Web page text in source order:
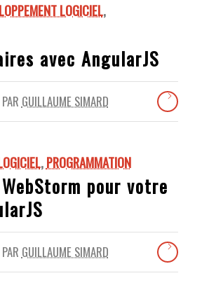
LOGICIEL,
avec AngularJS
PAR GUILLAUME SIMARD
,PROGRAMMATION
pour votre
PAR GUILLAUME SIMARD